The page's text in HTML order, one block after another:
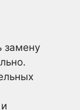
замену